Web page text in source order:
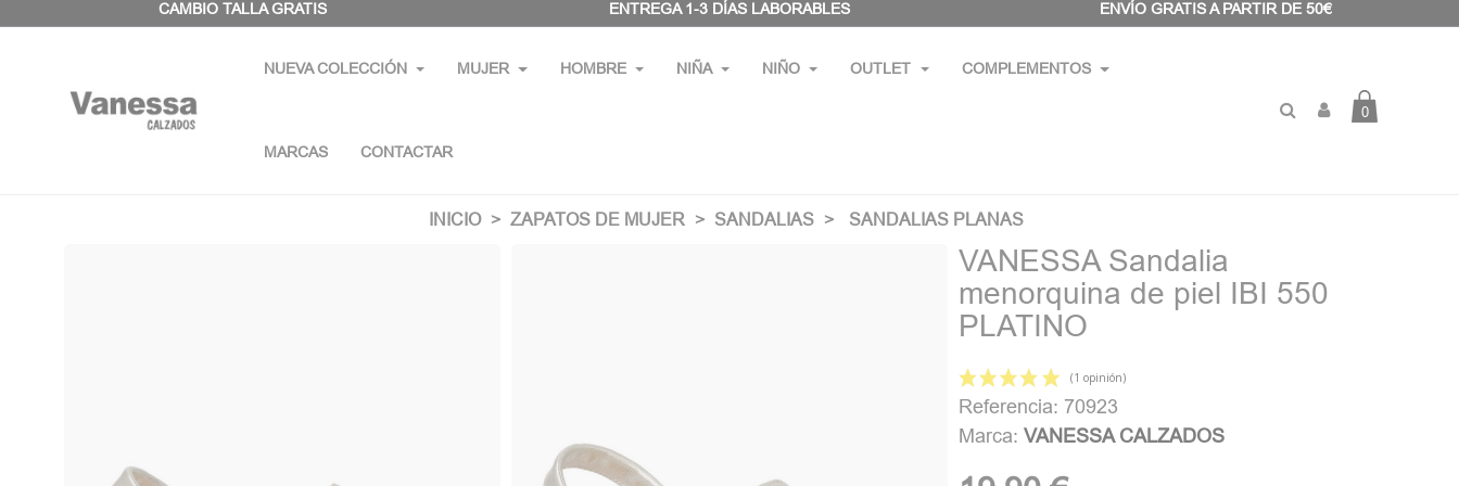
CAMBIO TALLA GRATIS ENTREGA 1-3 DÍAS LABORABLES ENVÍO GRATIS A PARTIR DE 50€
NUEVA COLECCIÓN MUJER HOMBRE NIÑA NIÑO OUTLET COMPLEMENTOS
MARCAS CONTACTAR
0
INICIO ZAPATOS DE MUJER SANDALIAS SANDALIAS PLANAS
VANESSA Sandalia
menorquina de piel IBI 550
PLATINO
Referencia: 70923
Marca:VANESSA CALZADOS
Panel de gestión de cookies